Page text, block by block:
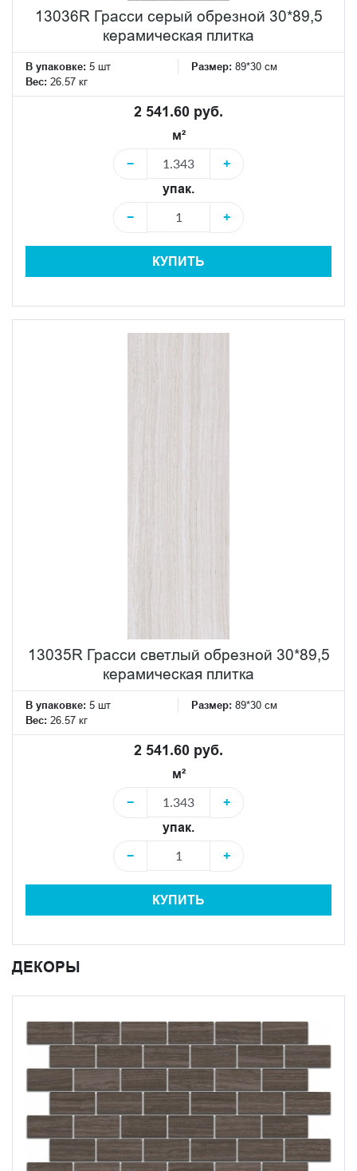
13036R Грасси серый обрезной 30*89,5
керамическая плитка
В упаковке: 5 шт Размер: 89*30 см
Вес: 26.57 кг
2 541.60 руб.
м²
−
+
упак.
−
+
КУПИТЬ
13035R Грасси светлый обрезной 30*89,5
керамическая плитка
В упаковке: 5 шт Размер: 89*30 см
Вес: 26.57 кг
2 541.60 руб.
м²
−
+
упак.
−
+
КУПИТЬ
ДЕКОРЫ